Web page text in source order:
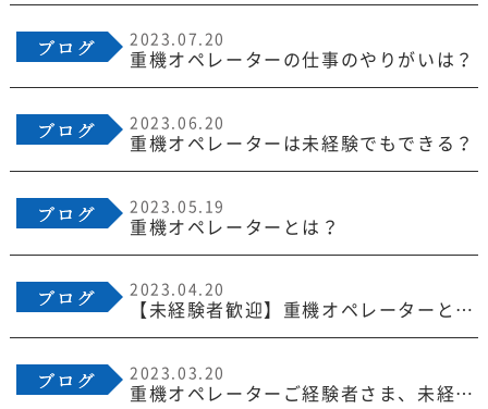
2023.07.20
重機オペレーターの仕事のやりがいは？
2023.06.20
重機オペレーターは未経験でもできる？
2023.05.19
重機オペレーターとは？
2023.04.20
【未経験者歓迎】重機オペレーターとして活躍しませんか。
2023.03.20
重機オペレーターご経験者さま、未経験者さま歓迎！